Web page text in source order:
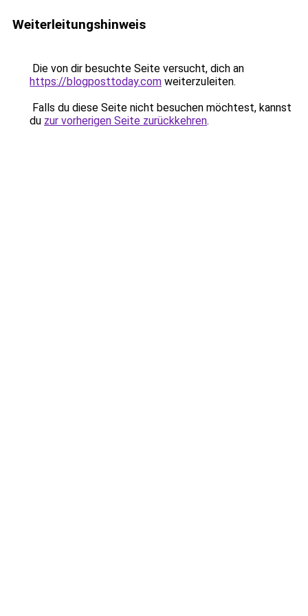
Weiterleitungshinweis
Die von dir besuchte Seite versucht, dich an
https://blogposttoday.com weiterzuleiten.
Falls du diese Seite nicht besuchen möchtest, kannst
du zur vorherigen Seite zurückkehren.